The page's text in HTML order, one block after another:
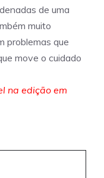
de uma
muito
problemas que
move o cuidado
na edição em